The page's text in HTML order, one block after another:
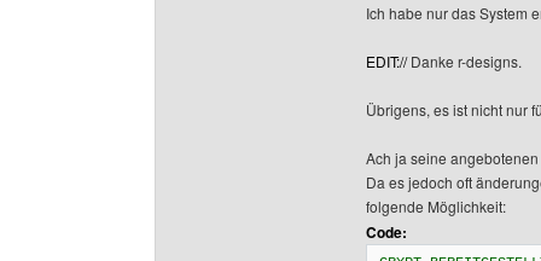
Ich habe nur das System
EDIT://Danke r-designs.
Übrigens, es ist nicht nur
Ach ja seine
Da es jedoch oft
folgende Möglichkeit:
Code: